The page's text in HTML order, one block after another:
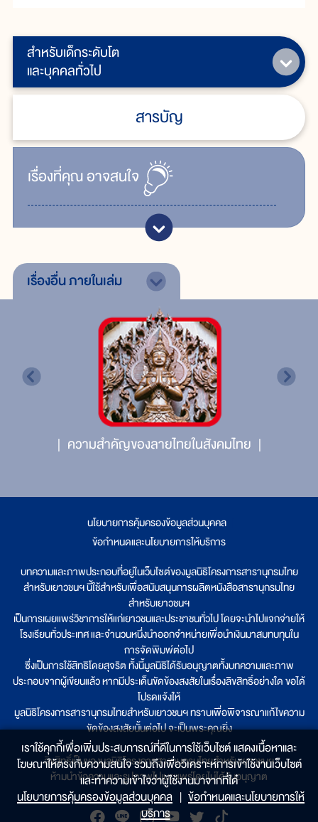
สำหรับเด็กระดับโต
และบุคคลทั่วไป
สารบัญ
เรื่ิองที่คุณอาจสนใจ
เรื่องอื่นภายในเล่ม
ความสำคัญของลายไทยในสังคมไทย
นโยบายการคุ้มครองข้อมูลส่วนบุคคล
ข้อกำหนดและนโยบายการให้บริการ
บทความและภาพประกอบที่อยู่ในเว็บไซต์ของมูลนิธิโครงการสารานุกรมไทย
สำหรับเยาวชนฯ นี้ใช้สำหรับเพื่อสนับสนุนการผลิตหนังสือสารานุกรมไทย
สำหรับเยาวชนฯ
เป็นการเผยแพร่วิชาการให้แก่เยาวชนและประชาชนทั่วไป โดยจะนำไปแจกจ่ายให้
โรงเรียนทั่วประเทศ และจำนวนหนึ่งนำออกจำหน่ายเพื่อนำเงินมาสมทบทุนใน
การจัดพิมพ์ต่อไป
ซึ่งเป็นการใช้สิทธิโดยสุจริต ทั้งนี้มูลนิธิได้รับอนุญาตทั้งบทความและภาพ
ประกอบจากผู้เขียนแล้ว หากมีประเด็นขัดข้องสงสัยในเรื่องลิขสิทธิ์อย่างใด ขอได้
โปรดแจ้งให้
มูลนิธิโครงการสารานุกรมไทยสำหรับเยาวชนฯ ทราบเพื่อพิจารณาแก้ไขความ
ขัดข้องสงสัยนั้นต่อไป จะเป็นพระคุณยิ่ง
ลิขสิทธิ์เป็นของมูลนิธิโครงการสารานุกรมไทยสำหรับเยาวชนฯ
ห้ามนำข้อความและรูปภาพไปเผยแพร่โดยไม่ได้รับอนุญาต
เราใช้คุกกี้เพื่อเพิ่มประสบการณ์ที่ดีในการใช้เว็บไซต์ แสดงเนื้อหาและ
โฆษณาให้ตรงกับความสนใจ รวมถึงเพื่อวิเคราะห์การเข้าใช้งานเว็บไซต์
และทำความเข้าใจว่าผู้ใช้งานมาจากที่ใด๋
นโยบายการคุ้มครองข้อมูลส่วนบุคคล | ข้อกำหนดและนโยบายการให้
บริการ